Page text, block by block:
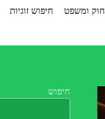
חוק ומשפט חיפוש זוגיות
חיפוש